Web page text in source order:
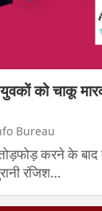
को चाकू
Bureau
करने के बाद
रंजिश…